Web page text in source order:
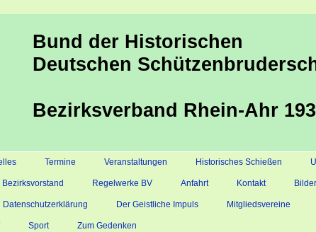
Bund der Historischen
Deutschen
Bezirksverband Rhein-Ahr
Termine Veranstaltungen Historisches Schießen
Bezirksvorstand Regelwerke BV Anfahrt Kontakt
Datenschutzerklärung Der Geistliche Impuls Mitgliedsvereine
Sport Zum Gedenken